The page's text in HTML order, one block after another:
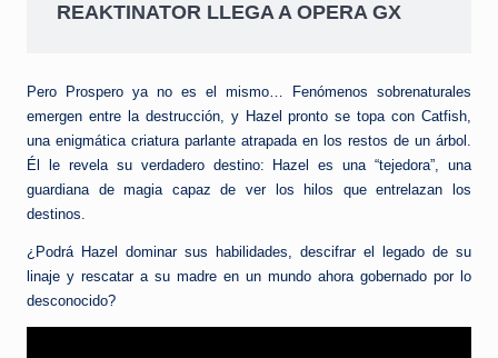
REAKTINATOR LLEGA A OPERA GX
Pero Prospero ya no es el mismo… Fenómenos sobrenaturales
emergen entre la destrucción, y Hazel pronto se topa con Catfish,
una enigmática criatura parlante atrapada en los restos de un árbol.
Él le revela su verdadero destino: Hazel es una “tejedora”, una
guardiana de magia capaz de ver los hilos que entrelazan los
destinos.
¿Podrá Hazel dominar sus habilidades, descifrar el legado de su
linaje y rescatar a su madre en un mundo ahora gobernado por lo
desconocido?